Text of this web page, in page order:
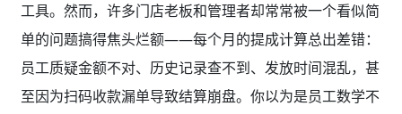
工具。然而，许多门店老板和管理者却常常被一个看似简
单的问题搞得焦头烂额——每个月的提成计算总出差错：
员工质疑金额不对、历史记录查不到、发放时间混乱，甚
至因为扫码收款漏单导致结算崩盘。你以为是员工数学不